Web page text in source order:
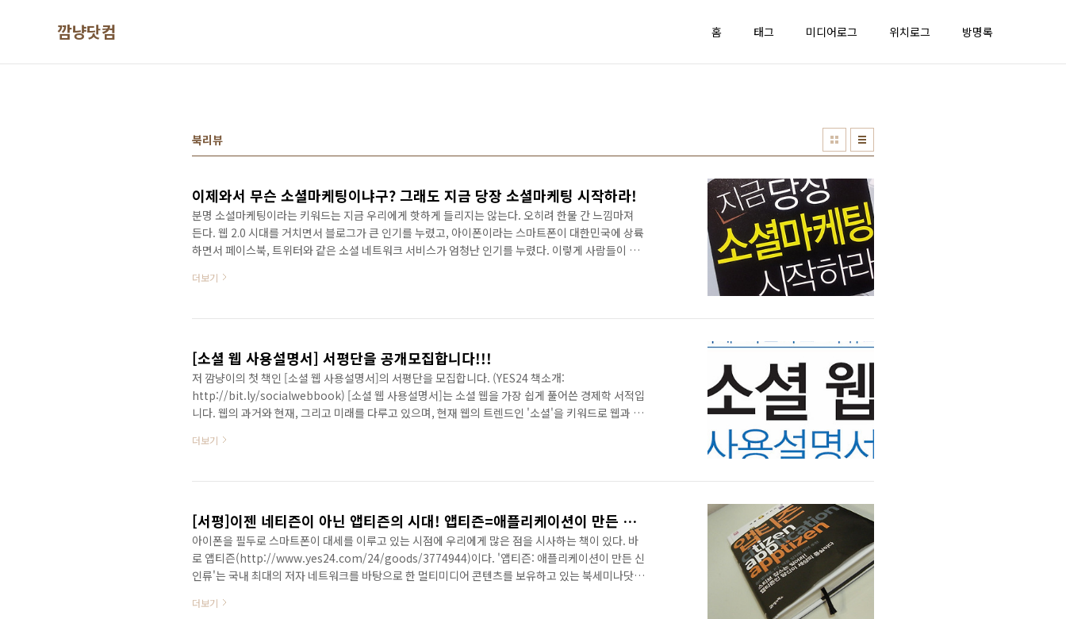
깜냥닷컴 홈 태그 미디어로그 위치로그 방명록
북리뷰
이제와서 무슨 소셜마케팅이냐구? 그래도 지금 당장 소셜마케팅 시작하라!
분명 소셜마케팅이라는 키워드는 지금 우리에게 핫하게 들리지는 않는다. 오히려 한물 간 느낌마져
든다. 웹 2.0 시대를 거치면서 블로그가 큰 인기를 누렸고, 아이폰이라는 스마트폰이 대한민국에 상륙
하면서 페이스북, 트위터와 같은 소셜 네트워크 서비스가 엄청난 인기를 누렸다. 이렇게 사람들이 소
업들이 소셜 네트워크 서비스로 몰려들기 시작했다. 사람들이 모여들면 마케터도 당연히 몰려들 수밖
라는 키워드가 핫하지는 않지만 이제 일상이 되었다는 점이다. 이제 선택의 문제가 아니라 비즈니스
더보기
[소셜 웹 사용설명서] 서평단을 공개모집합니다!!!
저 깜냥이의 첫 책인 [소셜 웹 사용설명서]의 서평단을 모집합니다. (YES24 책소개:
http://bit.ly/socialwebbook) [소셜 웹 사용설명서]는 소셜 웹을 가장 쉽게 풀어쓴 경제학 서적입
니다. 웹의 과거와 현재, 그리고 미래를 다루고 있으며, 현재 웹의 트렌드인 '소셜'을 키워드로 웹과 경
기를 쉽고 재미있게 풀어냈습니다. 또한 이론에만 치우치지 않고 실용적인 측면도 강조하여 '기업의
소셜 웹 사용설명서 소개글: http://www.ggamnyang.com/807 === ..
더보기
[서평]이젠 네티즌이 아닌 앱티즌의 시대! 앱티즌=애플리케이션이 만든 신인류
아이폰을 필두로 스마트폰이 대세를 이루고 있는 시점에 우리에게 많은 점을 시사하는 책이 있다. 바
로 앱티즌(http://www.yes24.com/24/goods/3774944)이다. '앱티즌: 애플리케이션이 만든 신
인류'는 국내 최대의 저자 네트워크를 바탕으로 한 멀티미디어 콘텐츠를 보유하고 있는 북세미나닷컴
Application+Citizen의 합성어로 스마트폰의 애플리케이션을 활용하여 컴퓨터를 통해 인터넷에
더보기